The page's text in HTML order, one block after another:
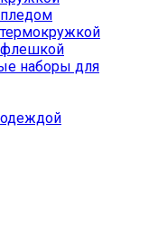
флешкой
наборы для